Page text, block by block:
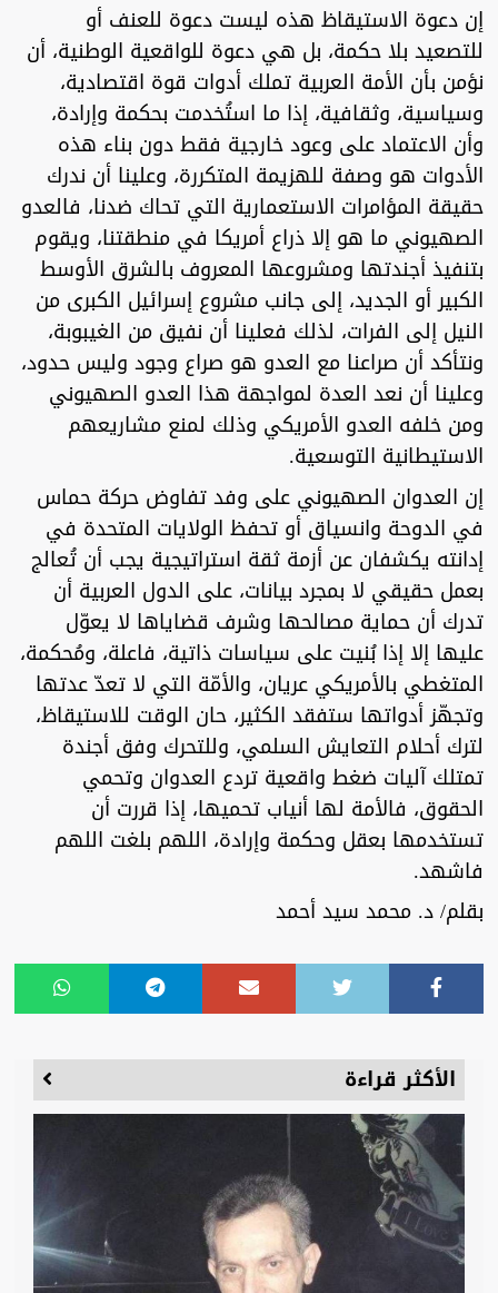
إن دعوة الاستيقاظ هذه ليست دعوة للعنف أو
للتصعيد بلا حكمة، بل هي دعوة للواقعية الوطنية، أن
نؤمن بأن الأمة العربية تملك أدوات قوة اقتصادية،
وسياسية، وثقافية، إذا ما استُخدمت بحكمة وإرادة،
وأن الاعتماد على وعود خارجية فقط دون بناء هذه
الأدوات هو وصفة للهزيمة المتكررة، وعلينا أن ندرك
حقيقة المؤامرات الاستعمارية التي تحاك ضدنا، فالعدو
الصهيوني ما هو إلا ذراع أمريكا في منطقتنا، ويقوم
بتنفيذ أجندتها ومشروعها المعروف بالشرق الأوسط
الكبير أو الجديد، إلى جانب مشروع إسرائيل الكبرى من
النيل إلى الفرات، لذلك فعلينا أن نفيق من الغيبوبة،
ونتأكد أن صراعنا مع العدو هو صراع وجود وليس حدود،
وعلينا أن نعد العدة لمواجهة هذا العدو الصهيوني
ومن خلفه العدو الأمريكي وذلك لمنع مشاريعهم
الاستيطانية التوسعية.
إن العدوان الصهيوني على وفد تفاوض حركة حماس
في الدوحة وانسياق أو تحفظ الولايات المتحدة في
إدانته يكشفان عن أزمة ثقة استراتيجية يجب أن تُعالج
بعمل حقيقي لا بمجرد بيانات، على الدول العربية أن
تدرك أن حماية مصالحها وشرف قضاياها لا يعوّل
عليها إلا إذا بُنيت على سياسات ذاتية، فاعلة، ومُحكمة،
المتغطي بالأمريكي عريان، والأمّة التي لا تعدّ عدتها
وتجهّز أدواتها ستفقد الكثير، حان الوقت للاستيقاظ،
لترك أحلام التعايش السلمي، وللتحرك وفق أجندة
تمتلك آليات ضغط واقعية تردع العدوان وتحمي
الحقوق، فالأمة لها أنياب تحميها، إذا قررت أن
تستخدمها بعقل وحكمة وإرادة، اللهم بلغت اللهم
فاشهد.
بقلم/ د. محمد سيد أحمد
الأكثر قراءة